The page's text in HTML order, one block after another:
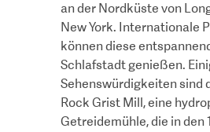
an der Nordküste von
New York. Internationale
können diese
Schlafstadt genießen.
Sehenswürdigkeiten sind
Rock Grist Mill, eine
Getreidemühle, die in den